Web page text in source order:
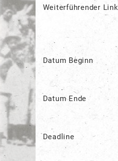
Weiterführender Link
Datum Beginn
Datum Ende
Deadline